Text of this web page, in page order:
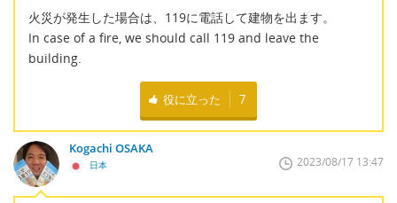
火災が発生した場合は、119に電話して建物を出ます。
In case of a fire, we should call 119 and leave the
building.
役に立った 7
Kogachi OSAKA
日本 2023/08/17 13:47